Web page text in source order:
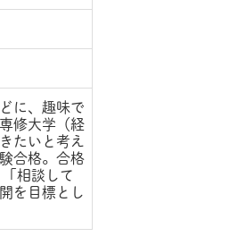
に、趣味で
修大学（経
たいと考え
合格。合格
相談して
を目標とし